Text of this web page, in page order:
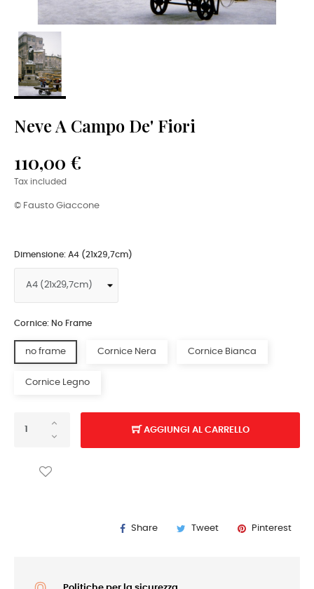
Neve A Campo De' Fiori
110,00 €
Tax included
© Fausto Giaccone
Dimensione: A4 (21x29,7cm)
Cornice: No Frame
no frame Cornice Nera Cornice Bianca
Cornice Legno
AGGIUNGI AL CARRELLO
Share Tweet Pinterest